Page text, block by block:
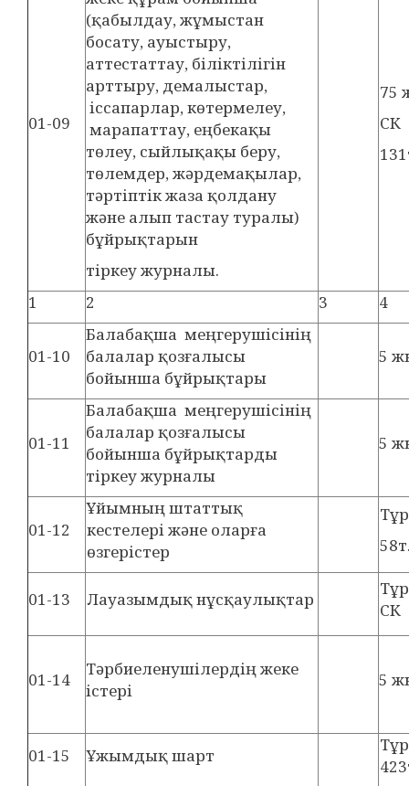
01-09
(қабылдау, жұмыстан
босату, ауыстыру,
аттестаттау, біліктілігін
арттыру, демалыстар,
іссапарлар, көтермелеу,
марапаттау, еңбекақы
төлеу, сыйлықақы беру,
төлемдер, жәрдемақылар,
тәртіптік жаза қолдану
және алып тастау туралы)
бұйрықтарын
тіркеу журналы.
75
СК
1 2 3 4
01-10
Балабақша меңгерушісінің
балалар қозғалысы
бойынша бұйрықтары
5
01-11
Балабақша меңгерушісінің
балалар қозғалысы
бойынша бұйрықтарды
тіркеу журналы
5
01-12
Ұйымның штаттық
кестелері және оларға
өзгерістер
01-13 Лауазымдық нұсқаулықтар
СК
01-14
Тәрбиеленушілердің жеке
істері
5
01-15 Ұжымдық шарт